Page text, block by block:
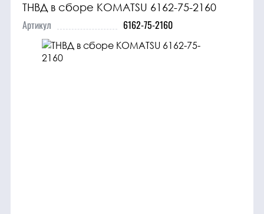
Агрегаты в
сборе
Гидравлика и
ТНВД в сборе KOMATSU 6162-75-2160
Артикул 6162-75-2160